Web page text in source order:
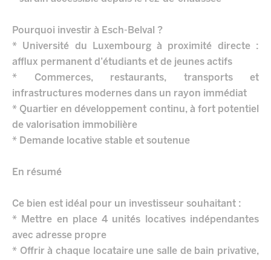
Pourquoi investir à Esch-Belval ?
* Université du Luxembourg à proximité directe :
afflux permanent d’étudiants et de jeunes actifs
* Commerces, restaurants, transports et
infrastructures modernes dans un rayon immédiat
* Quartier en développement continu, à fort potentiel
de valorisation immobilière
* Demande locative stable et soutenue
En résumé
Ce bien est idéal pour un investisseur souhaitant :
* Mettre en place 4 unités locatives indépendantes
avec adresse propre
* Offrir à chaque locataire une salle de bain privative,